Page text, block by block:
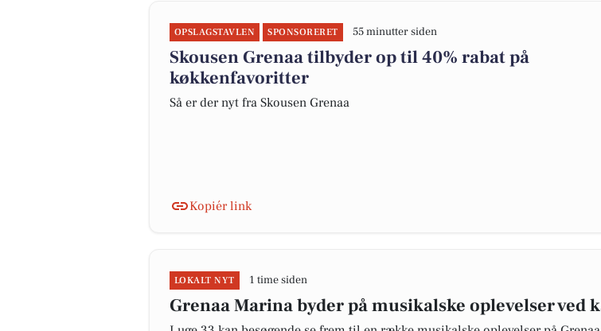
OPSLAGSTAVLEN SPONSORERET 55 minutter siden
Skousen Grenaa tilbyder op til 40% rabat på
køkkenfavoritter
Så er der nyt fra Skousen Grenaa
Kopiér link
LOKALT NYT 1 time siden
Grenaa Marina byder på musikalske oplevelser ved